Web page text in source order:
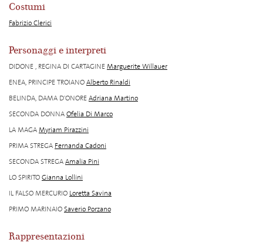
Costumi
Fabrizio Clerici
Personaggi e interpreti
DIDONE , REGINA DI CARTAGINEMarguerite Willauer
ENEA, PRINCIPE TROIANOAlberto Rinaldi
BELINDA, DAMA D'ONOREAdriana Martino
SECONDA DONNAOfelia Di Marco
LA MAGAMyriam Pirazzini
PRIMA STREGA Fernanda Cadoni
SECONDA STREGAAmalia Pini
LO SPIRITOGianna Lollini
IL FALSO MERCURIO Loretta Savina
PRIMO MARINAIOSaverio Porzano
Rappresentazioni